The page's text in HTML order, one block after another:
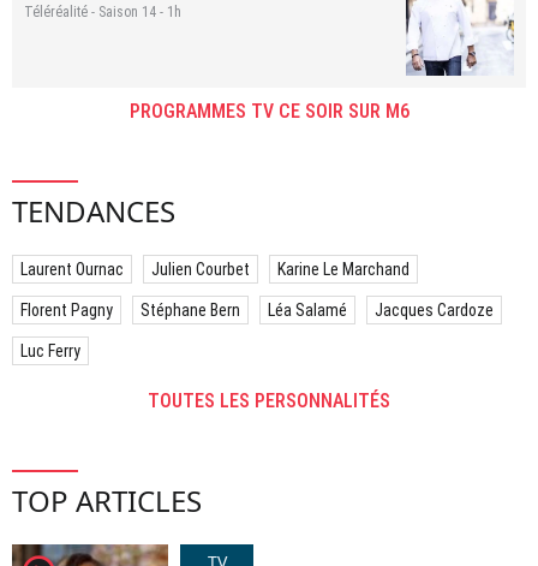
Téléréalité - Saison 14 - 1h
PROGRAMMES TV CE SOIR SUR M6
TENDANCES
Laurent Ournac Julien Courbet Karine Le Marchand
Florent Pagny Stéphane Bern Léa Salamé Jacques Cardoze
Luc Ferry
TOUTES LES PERSONNALITÉS
TOP ARTICLES